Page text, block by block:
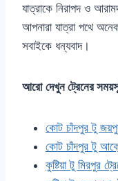
যাত্রাকে নিরাপদ ও
আপনারা যাত্রা পথে
সবাইকে ধন্যবাদ।
আরো দেখুন ট্রেনের
কোট চাঁদপুর টু
কোট চাঁদপুর টু
কুষ্টিয়া টু মিরপুর